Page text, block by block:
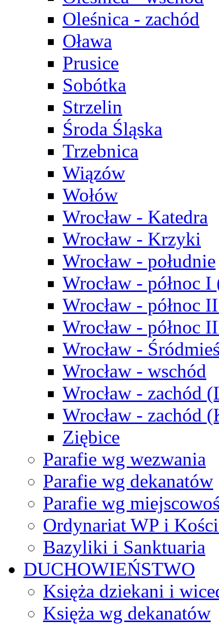
Oleśnica - zachód
Oława
Prusice
Sobótka
Strzelin
Środa Śląska
Trzebnica
Wiązów
Wołów
Wrocław - Katedra
Wrocław - Krzyki
Wrocław - południe
Wrocław - północ
Wrocław - północ
Wrocław - północ
Wrocław -
Wrocław - wschód
Wrocław - zachód
Wrocław - zachód
Ziębice
Parafie wg wezwania
Parafie wg dekanatów
Parafie wg
Ordynariat WP i
Bazyliki i Sanktuaria
DUCHOWIEŃSTWO
Księża dziekani i
Księża wg dekanatów